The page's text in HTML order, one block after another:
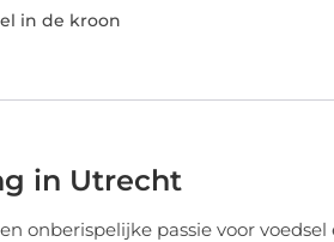
in de kroon
in Utrecht
onberispelijke passie voor voedsel